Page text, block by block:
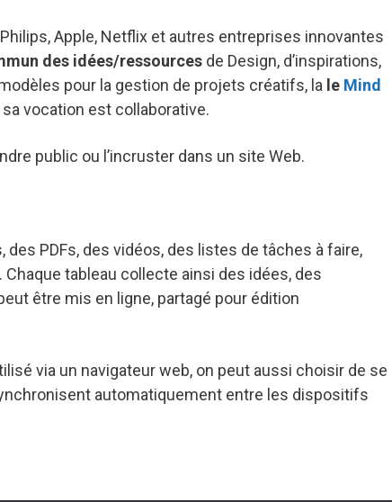
Apple, Netflix et autres entreprises innovantes
des idées/ressources de Design, d’inspirations,
pour la gestion de projets créatifs, la le Mind
vocation est collaborative.
public ou l’incruster dans un site Web.
PDFs, des vidéos, des listes de tâches à faire,
tableau collecte ainsi des idées, des
être mis en ligne, partagé pour édition
via un navigateur web, on peut aussi choisir de se
automatiquement entre les dispositifs